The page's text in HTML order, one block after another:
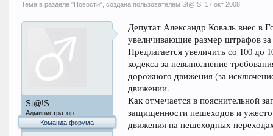
Тема в разделе "Новости", создана пользователем St@!S, 17 окт 2008.
St@!S
Администратор
Команда форума
Депутат Александр Коваль внес в
увеличивающие размер штрафов
Предлагается увеличить со 100 до
кодекса за невыполнение
дорожного движения (за
движении.
Как отмечается в пояснительной
защищенности пешеходов и
движения на пешеходных